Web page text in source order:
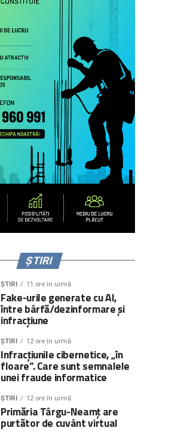
ȘTIRI
ȘTIRI 11 ore în urmă
Fake-urile generate cu AI,
între bârfă/dezinformare și
infracțiune
ȘTIRI 12 ore în urmă
Infracțiunile cibernetice, „în
floare”. Care sunt semnalele
unei fraude informatice
ȘTIRI 12 ore în urmă
Primăria Târgu-Neamț are
purtător de cuvânt virtual